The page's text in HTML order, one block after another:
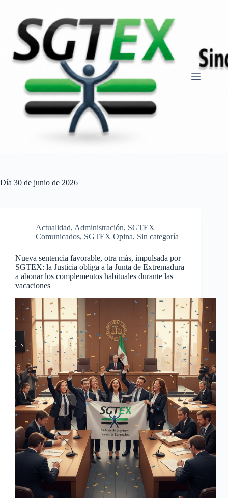
contenido
Día 30 de junio de 2026
Actualidad, Administración, SGTEX
Comunicados, SGTEX Opina, Sin categoría
Nueva sentencia favorable, otra más, impulsada por
SGTEX: la Justicia obliga a la Junta de Extremadura
a abonar los complementos habituales durante las
vacaciones